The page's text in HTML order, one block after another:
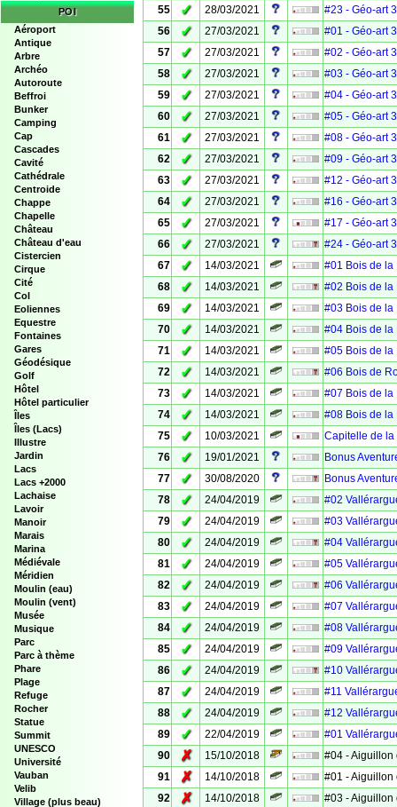
POI
Aéroport
Antique
Arbre
Archéo
Autoroute
Beffroi
Bunker
Camping
Cap
Cascades
Cavité
Cathédrale
Centroide
Chappe
Chapelle
Château
Château d'eau
Cistercien
Cirque
Cité
Col
Eoliennes
Equestre
Fontaines
Gares
Géodésique
Golf
Hôtel
Hôtel particulier
Îles
Îles (Lacs)
Illustre
Jardin
Lacs
Lacs +2000
Lachaise
Lavoir
Manoir
Marais
Marina
Médiévale
Méridien
Moulin (eau)
Moulin (vent)
Musée
Musique
Parc
Parc à thème
Phare
Plage
Refuge
Rocher
Statue
Summit
UNESCO
Université
Vauban
Velib
Village (plus beau)
55
✓ 28/03/2021
#23 - Géo-art
56
✓ 27/03/2021
#01 - Géo-art
57
✓ 27/03/2021
#02 - Géo-art
58
✓ 27/03/2021
#03 - Géo-art
59
✓ 27/03/2021
#04 - Géo-art
60
✓ 27/03/2021
#05 - Géo-art
61
✓ 27/03/2021
#08 - Géo-art
62
✓ 27/03/2021
#09 - Géo-art
63
✓ 27/03/2021
#12 - Géo-art
64
✓ 27/03/2021
#16 - Géo-art
65
✓ 27/03/2021
#17 - Géo-art
66
✓ 27/03/2021
#24 - Géo-art
67
✓ 14/03/2021
#01 Bois de la
68
✓ 14/03/2021
#02 Bois de la
69
✓ 14/03/2021
#03 Bois de la
70
✓ 14/03/2021
#04 Bois de la
71
✓ 14/03/2021
#05 Bois de la
72
✓ 14/03/2021
#06 Bois de
73
✓ 14/03/2021
#07 Bois de la
74
✓ 14/03/2021
#08 Bois de la
75
✓ 10/03/2021
Capitelle de la
76
✓ 19/01/2021
Bonus
77
✓ 30/08/2020
Bonus
78
✓ 24/04/2019
#02
79
✓ 24/04/2019
#03
80
✓ 24/04/2019
#04
81
✓ 24/04/2019
#05
82
✓ 24/04/2019
#06
83
✓ 24/04/2019
#07
84
✓ 24/04/2019
#08
85
✓ 24/04/2019
#09
86
✓ 24/04/2019
#10
87
✓ 24/04/2019
#11
88
✓ 24/04/2019
#12
89
✓ 22/04/2019
#01
90
✗ 15/10/2018
#04 - Aiguillon
91
✗ 14/10/2018
#01 - Aiguillon
92
✗ 14/10/2018 #03 - Aiguillon